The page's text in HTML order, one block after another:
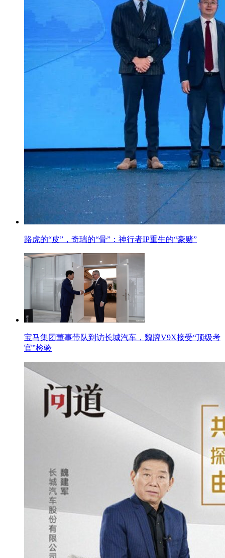
路虎的“皮”，奇瑞的“骨”：神行者IP重生的“豪赌”
宝马集团董事带队到访长城汽车，魏牌V9X接受“顶级考
官”检验